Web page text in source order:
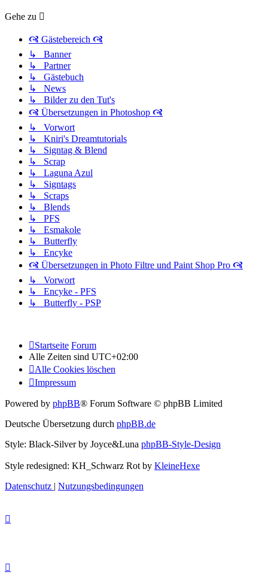
Gehe zu
🙧 Gästebereich 🙧
↳ Banner
↳ Partner
↳ Gästebuch
↳ News
↳ Bilder zu den Tut's
🙧 Übersetzungen in Photoshop 🙧
↳ Vorwort
↳ Kniri's Dreamtutorials
↳ Signtag & Blend
↳ Scrap
↳ Laguna Azul
↳ Signtags
↳ Scraps
↳ Blends
↳ PFS
↳ Esmakole
↳ Butterfly
↳ Encyke
🙧 Übersetzungen in Photo Filtre und Paint Shop Pro 🙧
↳ Vorwort
↳ Encyke - PFS
↳ Butterfly - PSP
Startseite Forum
Alle Zeiten sind UTC+02:00
Alle Cookies löschen
Impressum
Powered by phpBB® Forum Software © phpBB Limited
Deutsche Übersetzung durch phpBB.de
Style: Black-Silver by Joyce&Luna phpBB-Style-Design
Style redesigned: KH_Schwarz Rot by KleineHexe
Datenschutz | Nutzungsbedingungen